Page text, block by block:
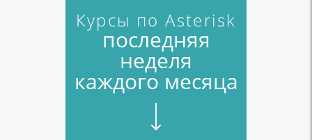
Курсы по Asterisk
последняя
неделя
каждого месяца